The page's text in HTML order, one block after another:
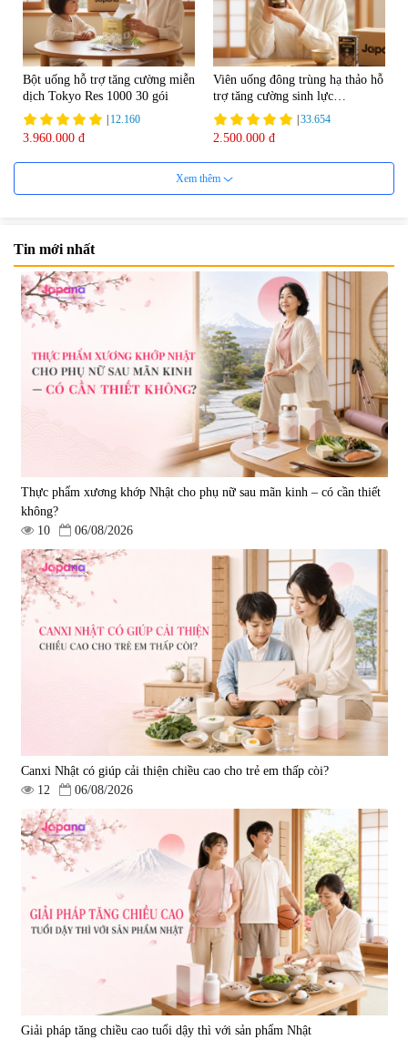
Bột uống hỗ trợ tăng cường miễn
dịch Tokyo Res 1000 30 gói
12.160
3.960.000 đ
Viên uống đông trùng hạ thảo hỗ
trợ tăng cường sinh lực
Tohchukasou Premium Yo
Group 180 viên - Date 08/2027
33.654
2.500.000 đ
Mặt Nạ Nichiei Bussan Nano
miếng)
0
1.890.000 đ
Viên uống bổ não Ribeto Shoji
Ichoha Ekisu Plus - 90 viên
|57.920
1.450.000 đ
Viên uống hỗ trợ tăng cường
sinh lý nam Fujina Monster Shot
150 viên
880.000 đ
Viên uống chống lão hóa, tăng
sức khỏe Yangmiwa NMN 60
viên
|42.588
5.500.000 đ
Viên uống phòng ngừa đột quỵ,
tai biến Nattokinase Nano
Premium 120 viên 149.877
2.290.000 đ
Xem thêm
Tin mới nhất
Thực phẩm xương khớp Nhật cho phụ nữ sau mãn kinh – có cần thiết
không?
10
06/08/2026
Canxi Nhật có giúp cải thiện chiều cao cho trẻ em thấp còi?
12
06/08/2026
Giải pháp tăng chiều cao tuổi dậy thì với sản phẩm Nhật